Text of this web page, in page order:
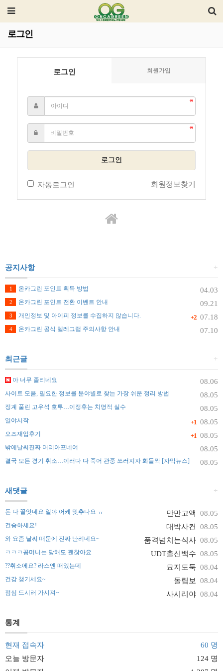
로그인
로그인 회원가입
로그인
자동로그인 회원정보찾기
+
공지사항
04.03
1 온카그린 포인트 획득 방법
09.21
2 온카그린 포인트 전환 이벤트 안내
+2 07.18
3 개인정보 및 아이피 정보를 수집하지 않습니다.
07.10
4 온카그린 공식 텔레그램 주의사항 안내
+
최근글
08.06
아 너무 졸리네요
08.05
사이트 모음, 필요한 정보를 분야별로 찾는 가장 쉬운 정리 방법
08.05
징계 풀린 고우석 호투…이정후는 치명적 실수
+1 08.05
일야시작
+1 08.05
오즈재입후기
08.05
밖에날씨진짜 머리아프네여
08.05
결국 모든 경기 취소…이러다 다 죽어 관중 쓰러지자 화들짝 [자막뉴스]
+
새댓글
만만고액 08.05
돈 다 꼴앗네요 일야 어케 맞추나요 ㅠ
대박사컨 08.05
건승하세요!
품격넘치는식사 08.05
와 요즘 날씨 때문에 진짜 난리네요~
UDT출신백수 08.05
ㅋㅋㅋ꽁머니는 당해도 괜찮아요
묘지도둑 08.04
??취소에요? 라스엔 떠있는데
돌림보 08.04
건강 챙기세요~
사시리야 08.04
점심 드시러 가시져~
통계
현재 접속자
60 명
오늘 방문자
124 명